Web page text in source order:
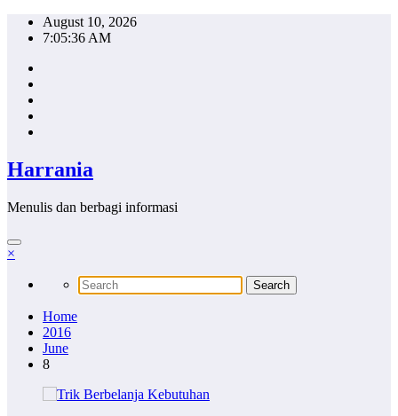
Skip
August 10, 2026
7:05:36 AM
Harrania
Menulis dan berbagi informasi
×
Home
2016
June
8